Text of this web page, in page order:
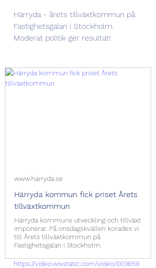
Härryda - årets tillväxtkommun på
Fastighetsgalan i Stockholm.
Moderat politik ger resultat!
www.harryda.se
Härryda kommun fick priset Årets
tillväxtkommun
Härryda kommuns utveckling och tillväxt
imponerar. På onsdagskvällen korades vi
till Årets tillväxtkommun på
Fastighetsgalan i Stockholm.
https://video.wixstatic.com/video/003659